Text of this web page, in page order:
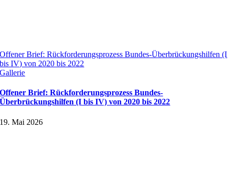
Offener Brief: Rückforderungsprozess Bundes-Überbrückungshilfen (I
bis IV) von 2020 bis 2022
Gallerie
Offener Brief: Rückforderungsprozess Bundes-
Überbrückungshilfen (I bis IV) von 2020 bis 2022
19. Mai 2026